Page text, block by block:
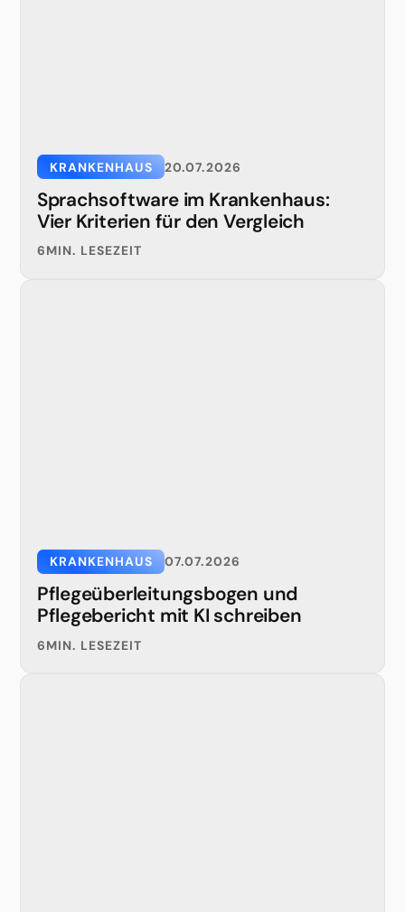
KRANKENHAUS 20.07.2026
Sprachsoftware im Krankenhaus:
Vier Kriterien für den Vergleich
6MIN. LESEZEIT
KRANKENHAUS 07.07.2026
Pflegeüberleitungsbogen und
Pflegebericht mit KI schreiben
6MIN. LESEZEIT